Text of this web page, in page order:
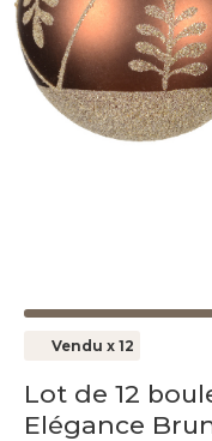
Vendu x 12
Lot de 12
Elégance